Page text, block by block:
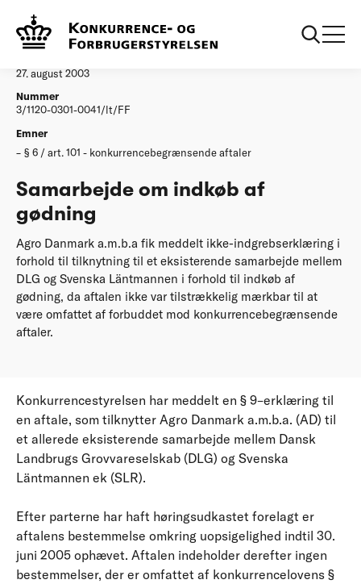
Afgørelser
27. august 2003
Nummer
3/1120-0301-0041/lt/FF
Emner
§ 6 / art. 101 - konkurrencebegrænsende aftaler
Samarbejde om indkøb af
gødning
Agro Danmark a.m.b.a fik meddelt ikke-indgrebserklæring i
forhold til tilknytning til et eksisterende samarbejde mellem
DLG og Svenska Läntmannen i forhold til indkøb af
gødning, da aftalen ikke var tilstrækkelig mærkbar til at
være omfattet af forbuddet mod konkurrencebegrænsende
aftaler.
Konkurrencestyrelsen har meddelt en § 9–erklæring til
en aftale, som tilknytter Agro Danmark a.m.b.a. (AD) til
et allerede eksisterende samarbejde mellem Dansk
Landbrugs Grovvareselskab (DLG) og Svenska
Läntmannen ek (SLR).
Efter parterne har haft høringsudkastet forelagt er
aftalens bestemmelse omkring uopsigelighed indtil 30.
juni 2005 ophævet. Aftalen indeholder derefter ingen
bestemmelser, der er omfattet af konkurrencelovens §